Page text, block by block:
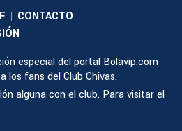
| CONTACTO |
especial del portal Bolavip.com
los fans del Club Chivas.
alguna con el club. Para visitar el